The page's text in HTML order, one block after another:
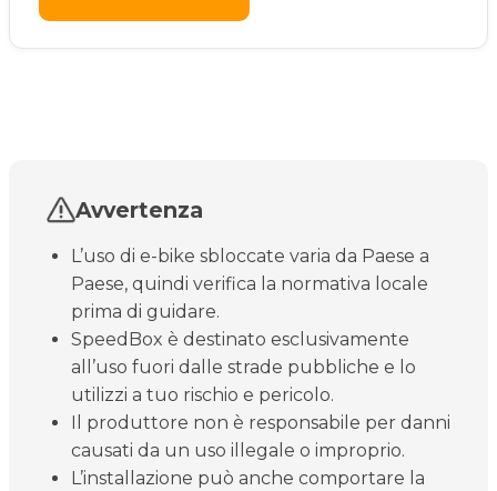
Avvertenza
L’uso di e-bike sbloccate varia da Paese a
Paese, quindi verifica la normativa locale
prima di guidare.
SpeedBox è destinato esclusivamente
all’uso fuori dalle strade pubbliche e lo
utilizzi a tuo rischio e pericolo.
Il produttore non è responsabile per danni
causati da un uso illegale o improprio.
L’installazione può anche comportare la